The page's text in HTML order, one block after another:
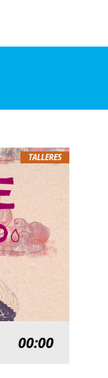
TALLERES
00:00